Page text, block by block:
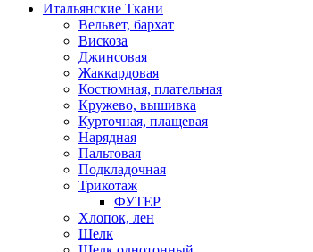
Итальянские Ткани
Вельвет, бархат
Вискоза
Джинсовая
Жаккардовая
Костюмная, плательная
Кружево, вышивка
Курточная, плащевая
Нарядная
Пальтовая
Подкладочная
Трикотаж
ФУТЕР
Хлопок, лен
Шелк